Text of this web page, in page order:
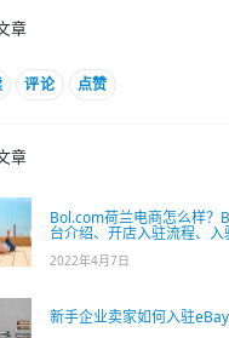
章
评论 点赞
章
Bol.com荷兰电商怎么样？
台介绍、开店入驻流程、
2022年4月7日
新手企业卖家如何入驻eBay